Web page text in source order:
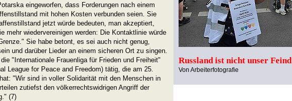
eingeworfen, dass Forderungen nach einem
mit hohen Kosten verbunden seien. Sie
jetzt würde bedeuten, man akzeptiert,
mehr wiedervereinigen werden: Die Kontaktlinie würde
Sie habe betont, es sei auch nicht genug,
und darüber Lieder an einem sicheren Ort zu singen.
"Internationale Frauenliga für Frieden und Freiheit"
League for Peace and Freedom) tätig, die am 25.
"Wir sind in voller Solidarität mit den Menschen in
zutiefst den völkerrechtswidrigen Angriff der
(7)
Russland ist nicht unser Feind
Von Arbeiterfotografie